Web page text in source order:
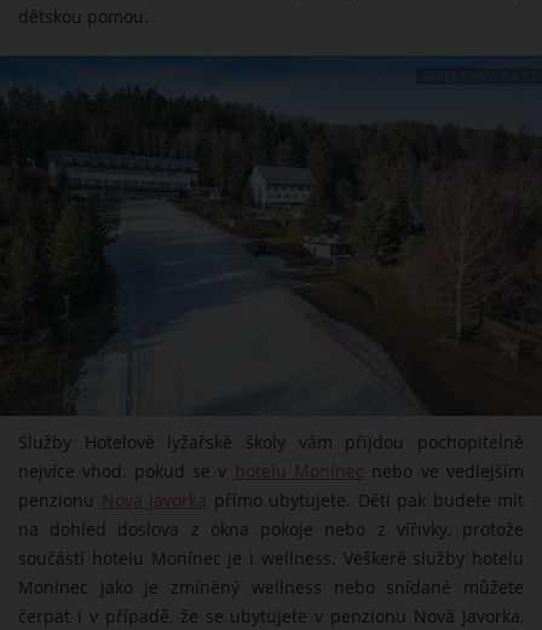
dětskou pomou.
Služby Hotelové lyžařské školy vám přijdou pochopitelně
nejvíce vhod, pokud se v hotelu Monínec nebo ve vedlejším
penzionu Nová Javorka přímo ubytujete. Děti pak budete mít
na dohled doslova z okna pokoje nebo z vířivky, protože
součástí hotelu Monínec je i wellness. Veškeré služby hotelu
Monínec jako je zmíněný wellness nebo snídaně můžete
čerpat i v případě, že se ubytujete v penzionu Nová Javorka,